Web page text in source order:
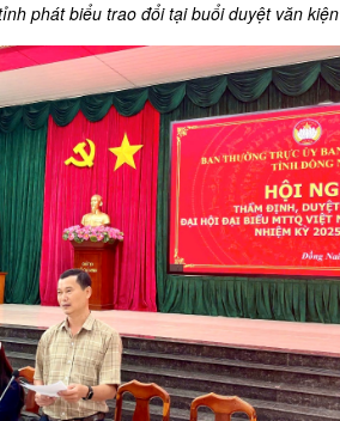
phát biểu trao đổi tại buổi duyệt văn kiện